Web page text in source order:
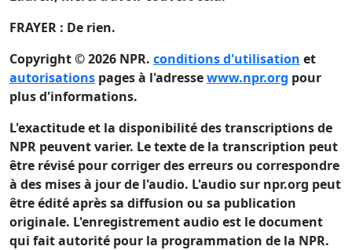
FRAYER : De rien.
Copyright © 2026 NPR. conditions d'utilisation et
autorisations pages à l'adressewww.npr.org pour
plus d'informations.
L'exactitude et la disponibilité des transcriptions de
NPR peuvent varier. Le texte de la transcription peut
être révisé pour corriger des erreurs ou correspondre
à des mises à jour de l'audio. L'audio sur npr.org peut
être édité après sa diffusion ou sa publication
originale. L'enregistrement audio est le document
qui fait autorité pour la programmation de la NPR.